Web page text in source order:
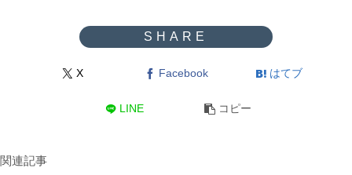
X Facebook はてブ
LINE コピー
関連記事